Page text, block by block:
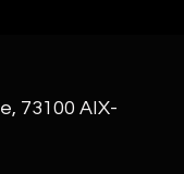
73100 AIX-